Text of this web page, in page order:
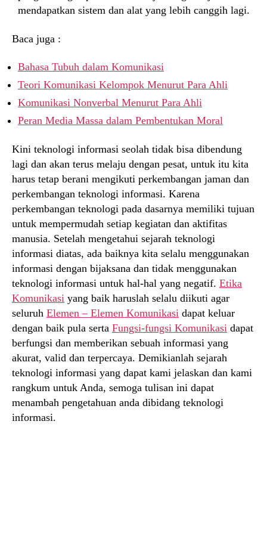
mendapatkan sistem dan alat yang lebih canggih lagi.
Baca juga :
Bahasa Tubuh dalam Komunikasi
Teori Komunikasi Kelompok Menurut Para Ahli
Komunikasi Nonverbal Menurut Para Ahli
Peran Media Massa dalam Pembentukan Moral
Kini teknologi informasi seolah tidak bisa dibendung
lagi dan akan terus melaju dengan pesat, untuk itu kita
harus tetap berani mengikuti perkembangan jaman dan
perkembangan teknologi informasi. Karena
perkembangan teknologi pada dasarnya memiliki tujuan
untuk mempermudah setiap kegiatan dan aktifitas
manusia. Setelah mengetahui sejarah teknologi
informasi diatas, ada baiknya kita selalu menggunakan
informasi dengan bijaksana dan tidak menggunakan
teknologi informasi untuk hal-hal yang negatif. Etika
Komunikasi yang baik haruslah selalu diikuti agar
seluruh Elemen – Elemen Komunikasi dapat keluar
dengan baik pula serta Fungsi-fungsi Komunikasi dapat
berfungsi dan memberikan sebuah informasi yang
akurat, valid dan terpercaya. Demikianlah sejarah
teknologi informasi yang dapat kami jelaskan dan kami
rangkum untuk Anda, semoga tulisan ini dapat
menambah pengetahuan anda dibidang teknologi
informasi.